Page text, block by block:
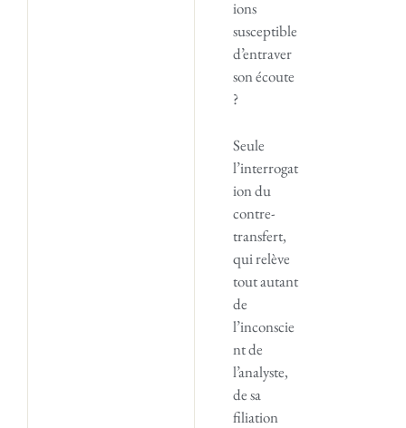
ions
susceptible
d’entraver
son écoute
?
Seule
l’interrogat
ion du
contre-
transfert,
qui relève
tout autant
de
l’inconscie
nt de
l’analyste,
de sa
filiation